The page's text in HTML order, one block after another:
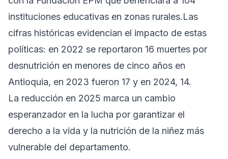
instituciones educativas en zonas rurales.Las
cifras históricas evidencian el impacto de estas
políticas: en 2022 se reportaron 16 muertes por
desnutrición en menores de cinco años en
Antioquia, en 2023 fueron 17 y en 2024, 14.
La reducción en 2025 marca un cambio
esperanzador en la lucha por garantizar el
derecho a la vida y la nutrición de la niñez más
vulnerable del departamento.